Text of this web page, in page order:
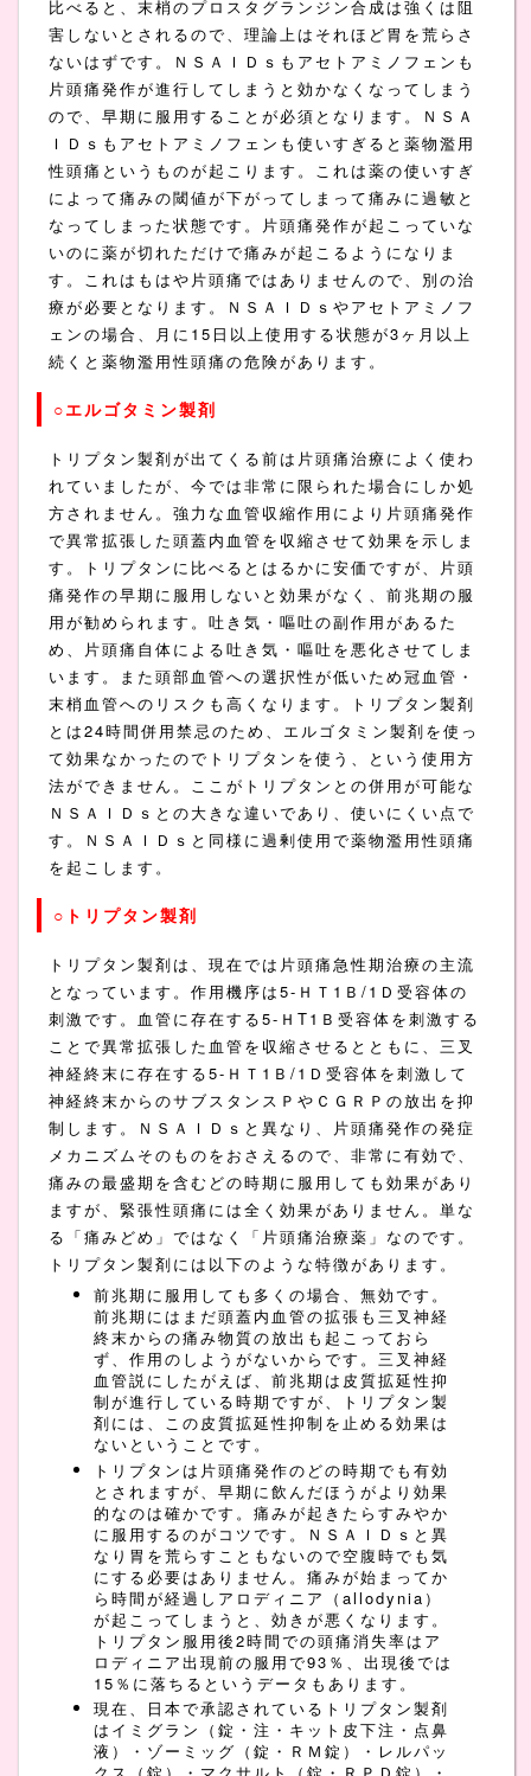
比べると、末梢のプロスタグランジン合成は強くは阻
害しないとされるので、理論上はそれほど胃を荒らさ
ないはずです。ＮＳＡＩＤｓもアセトアミノフェンも
片頭痛発作が進行してしまうと効かなくなってしまう
ので、早期に服用することが必須となります。ＮＳＡ
ＩＤｓもアセトアミノフェンも使いすぎると薬物濫用
性頭痛というものが起こります。これは薬の使いすぎ
によって痛みの閾値が下がってしまって痛みに過敏と
なってしまった状態です。片頭痛発作が起こっていな
いのに薬が切れただけで痛みが起こるようになりま
す。これはもはや片頭痛ではありませんので、別の治
療が必要となります。ＮＳＡＩＤｓやアセトアミノフ
ェンの場合、月に15日以上使用する状態が3ヶ月以上
続くと薬物濫用性頭痛の危険があります。
○エルゴタミン製剤
トリプタン製剤が出てくる前は片頭痛治療によく使わ
れていましたが、今では非常に限られた場合にしか処
方されません。強力な血管収縮作用により片頭痛発作
で異常拡張した頭蓋内血管を収縮させて効果を示しま
す。トリプタンに比べるとはるかに安価ですが、片頭
痛発作の早期に服用しないと効果がなく、前兆期の服
用が勧められます。吐き気・嘔吐の副作用があるた
め、片頭痛自体による吐き気・嘔吐を悪化させてしま
います。また頭部血管への選択性が低いため冠血管・
末梢血管へのリスクも高くなります。トリプタン製剤
とは24時間併用禁忌のため、エルゴタミン製剤を使っ
て効果なかったのでトリプタンを使う、という使用方
法ができません。ここがトリプタンとの併用が可能な
ＮＳＡＩＤｓとの大きな違いであり、使いにくい点で
す。ＮＳＡＩＤｓと同様に過剰使用で薬物濫用性頭痛
を起こします。
○トリプタン製剤
トリプタン製剤は、現在では片頭痛急性期治療の主流
となっています。作用機序は5-ＨＴ1Ｂ/1Ｄ受容体の
刺激です。血管に存在する5-ＨT1Ｂ受容体を刺激する
ことで異常拡張した血管を収縮させるとともに、三叉
神経終末に存在する5-ＨＴ1Ｂ/1Ｄ受容体を刺激して
神経終末からのサブスタンスＰやＣＧＲＰの放出を抑
制します。ＮＳＡＩＤｓと異なり、片頭痛発作の発症
メカニズムそのものをおさえるので、非常に有効で、
痛みの最盛期を含むどの時期に服用しても効果があり
ますが、緊張性頭痛には全く効果がありません。単な
る「痛みどめ」ではなく「片頭痛治療薬」なのです。
トリプタン製剤には以下のような特徴があります。
前兆期に服用しても多くの場合、無効です。
前兆期にはまだ頭蓋内血管の拡張も三叉神経
終末からの痛み物質の放出も起こっておら
ず、作用のしようがないからです。三叉神経
血管説にしたがえば、前兆期は皮質拡延性抑
制が進行している時期ですが、トリプタン製
剤には、この皮質拡延性抑制を止める効果は
ないということです。
トリプタンは片頭痛発作のどの時期でも有効
とされますが、早期に飲んだほうがより効果
的なのは確かです。痛みが起きたらすみやか
に服用するのがコツです。ＮＳＡＩＤｓと異
なり胃を荒らすこともないので空腹時でも気
にする必要はありません。痛みが始まってか
ら時間が経過しアロディニア（allodynia）
が起こってしまうと、効きが悪くなります。
トリプタン服用後2時間での頭痛消失率はア
ロディニア出現前の服用で93％、出現後では
15％に落ちるというデータもあります。
現在、日本で承認されているトリプタン製剤
はイミグラン（錠・注・キット皮下注・点鼻
液）・ゾーミッグ（錠・ＲＭ錠）・レルパッ